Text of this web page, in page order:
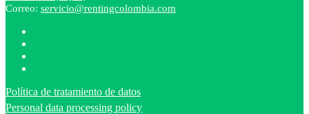
Correo: servicio@rentingcolombia.com
Política de tratamiento de datos
Personal data processing policy